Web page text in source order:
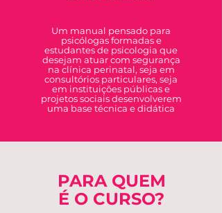
Um manual pensado para
psicólogas formadas e
estudantes de psicologia que
desejam atuar com segurança
na clínica perinatal, seja em
consultórios particulares, seja
em instituições públicas e
projetos sociais desenvolverem
uma base técnica e didática
PARA QUEM
É O CURSO?